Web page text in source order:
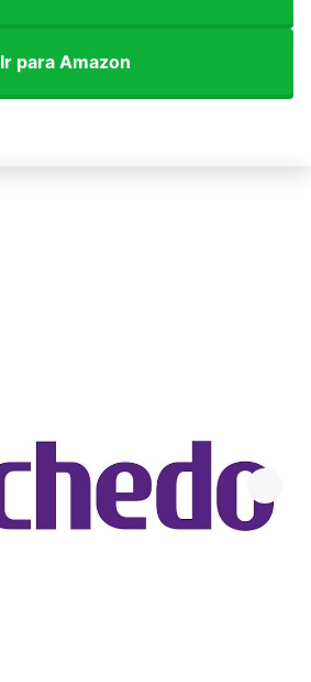
Ir para Amazon